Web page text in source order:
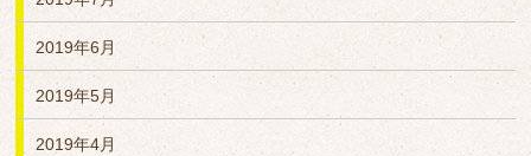
2019年6月
2019年5月
2019年4月